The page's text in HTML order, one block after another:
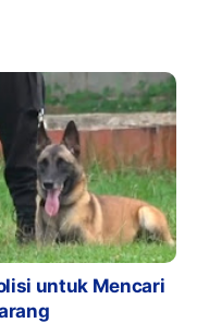
untuk Mencari